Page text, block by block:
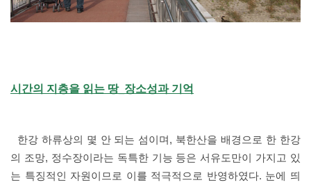
시간의 지층을 읽는 땅_장소성과 기억
한강 하류상의 몇 안 되는 섬이며, 북한산을 배경으로 한 한강
의 조망, 정수장이라는 독특한 기능 등은 서유도만이 가지고 있
는 특징적인 자원이므로 이를 적극적으로 반영하였다. 눈에 띄